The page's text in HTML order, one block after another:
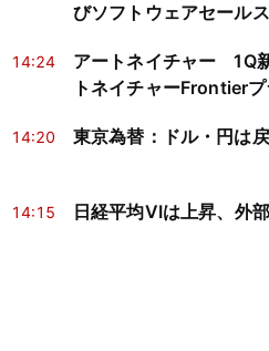
びソフトウェアセール
14:24
アートネイチャー 1Q
トネイチャーFrontier
14:20 東京為替：ドル・円は
14:15 日経平均VIは上昇、外